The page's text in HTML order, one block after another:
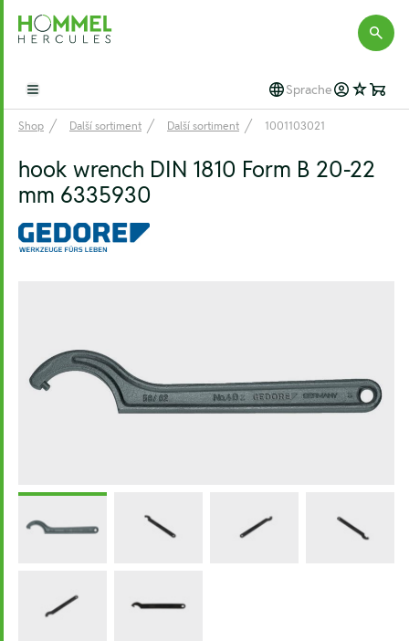
Hommel Hercules
Open main menu Sprache
Shop Další sortiment Další sortiment 1001103021
hook wrench DIN 1810 Form B 20-22
mm 6335930